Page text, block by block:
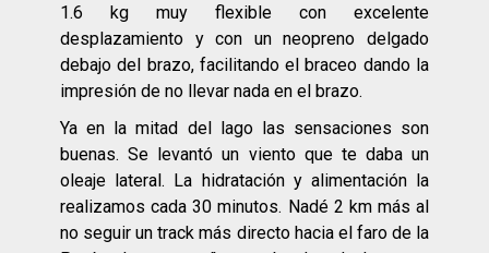
1.6 kg muy flexible con excelente
desplazamiento y con un neopreno delgado
debajo del brazo, facilitando el braceo dando la
impresión de no llevar nada en el brazo.
Ya en la mitad del lago las sensaciones son
buenas. Se levantó un viento que te daba un
oleaje lateral. La hidratación y alimentación la
realizamos cada 30 minutos. Nadé 2 km más al
no seguir un track más directo hacia el faro de la